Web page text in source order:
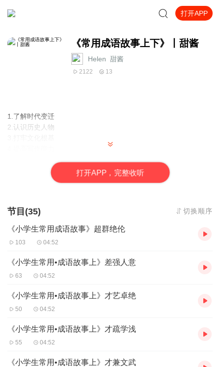
打开APP
《常用成语故事上下》丨甜酱
Helen_甜酱
2122 13
1.了解时代变迁
2.认识历史人物
打开APP，完整收听
节目(35) 切换顺序
《小学生常用成语故事》超群绝伦
103 04:52
《小学生常用•成语故事上》差强人意
63 04:52
《小学生常用•成语故事上》才艺卓绝
50 04:52
《小学生常用•成语故事上》才疏学浅
55 04:52
《小学生常用•成语故事上》才兼文武